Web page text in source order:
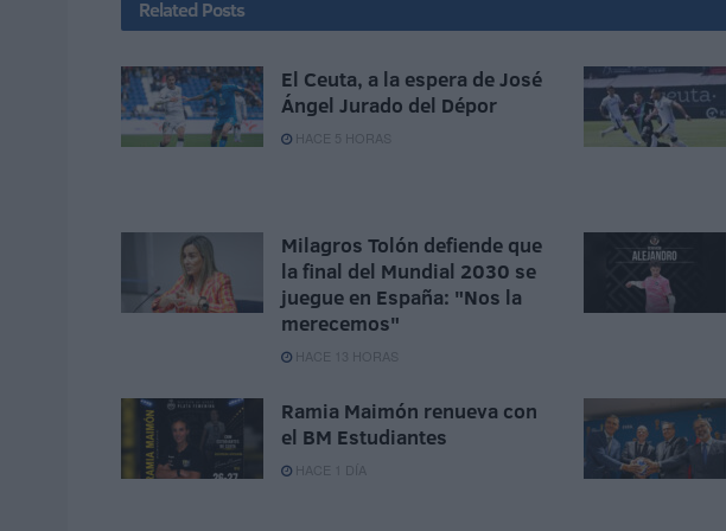
Related Posts
El Ceuta, a la espera de José
Ángel Jurado del Dépor
HACE 5 HORAS
Milagros Tolón defiende que
la final del Mundial 2030 se
juegue en España: "Nos la
merecemos"
HACE 13 HORAS
Ramia Maimón renueva con
el BM Estudiantes
HACE 1 DÍA